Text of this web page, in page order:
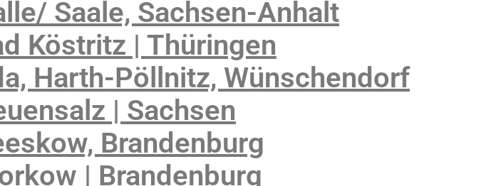
Saale, Sachsen-Anhalt
Köstritz | Thüringen
Harth-Pöllnitz, Wünschendorf
| Sachsen
Brandenburg
| Brandenburg